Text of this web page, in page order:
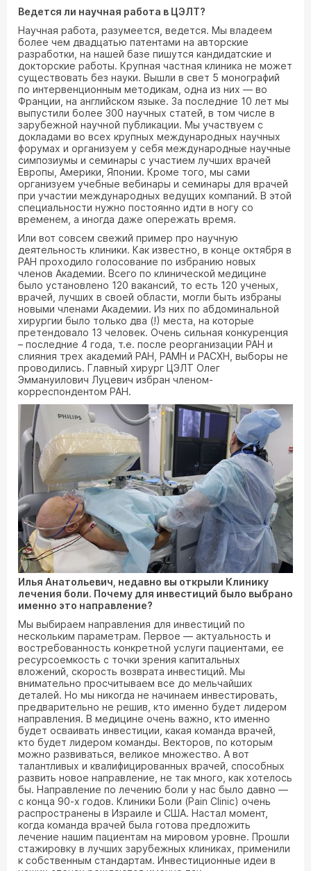
Ведется ли научная работа в ЦЭЛТ?
Научная работа, разумеется, ведется. Мы владеем
более чем двадцатью патентами на авторские
разработки, на нашей базе пишутся кандидатские и
докторские работы. Крупная частная клиника не может
существовать без науки. Вышли в свет 5 монографий
по интервенционным методикам, одна из них — во
Франции, на английском языке. За последние 10 лет мы
выпустили более 300 научных статей, в том числе в
зарубежной научной публикации. Мы участвуем с
докладами во всех крупных международных научных
форумах и организуем у себя международные научные
симпозиумы и семинары с участием лучших врачей
Европы, Америки, Японии. Кроме того, мы сами
организуем учебные вебинары и семинары для врачей
при участии международных ведущих компаний. В этой
специальности нужно постоянно идти в ногу со
временем, а иногда даже опережать время.
Или вот совсем свежий пример про научную
деятельность клиники. Как известно, в конце октября в
РАН проходило голосование по избранию новых
членов Академии. Всего по клинической медицине
было установлено 120 вакансий, то есть 120 ученых,
врачей, лучших в своей области, могли быть избраны
новыми членами Академии. Из них по абдоминальной
хирургии было только два (!) места, на которые
претендовало 13 человек. Очень сильная конкуренция
– последние 4 года, т.е. после реорганизации РАН и
слияния трех академий РАН, РАМН и РАСХН, выборы не
проводились. Главный хирург ЦЭЛТ Олег
Эммануилович Луцевич избран членом-
корреспондентом РАН.
Илья Анатольевич, недавно вы открыли Клинику
лечения боли. Почему для инвестиций было выбрано
именно это направление?
Мы выбираем направления для инвестиций по
нескольким параметрам. Первое — актуальность и
востребованность конкретной услуги пациентами, ее
ресурсоемкость с точки зрения капитальных
вложений, скорость возврата инвестиций. Мы
внимательно просчитываем все до мельчайших
деталей. Но мы никогда не начинаем инвестировать,
предварительно не решив, кто именно будет лидером
направления. В медицине очень важно, кто именно
будет осваивать инвестиции, какая команда врачей,
кто будет лидером команды. Векторов, по которым
можно развиваться, великое множество. А вот
талантливых и квалифицированных врачей, способных
развить новое направление, не так много, как хотелось
бы. Направление по лечению боли у нас было давно —
с конца 90-х годов. Клиники Боли (Pain Clinic) очень
распространены в Израиле и США. Настал момент,
когда команда врачей была готова предложить
лечение нашим пациентам на мировом уровне. Прошли
стажировку в лучших зарубежных клиниках, применили
к собственным стандартам. Инвестиционные идеи в